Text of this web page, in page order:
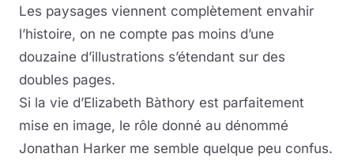
Les paysages viennent complètement envahir
l’histoire, on ne compte pas moins d’une
douzaine d’illustrations s’étendant sur des
doubles pages.
Si la vie d’Elizabeth Bàthory est parfaitement
mise en image, le rôle donné au dénommé
Jonathan Harker me semble quelque peu confus.